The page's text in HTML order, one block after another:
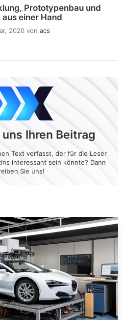
Prototypenbau und
aus einer Hand
2020 von acs
Ihren Beitrag
Text verfasst, der für die Leser
interessant sein könnte? Dann
Sie uns!